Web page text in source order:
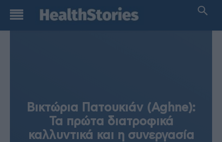
Βικτώρια Πατουκιάν (Aghne):
Τα πρώτα διατροφικά
καλλυντικά και η συνεργασία